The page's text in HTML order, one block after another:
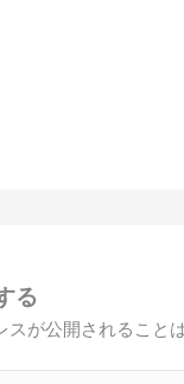
る
スが公開されること